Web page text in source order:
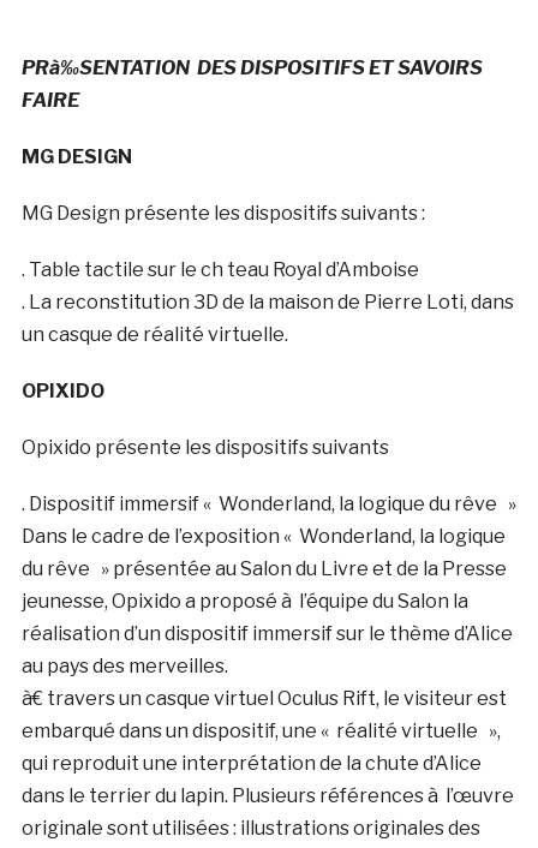
PRà‰SENTATIONDES DISPOSITIFS ET SAVOIRS
FAIRE
MG DESIGN
MG Design présente les dispositifs suivants :
. Table tactile sur le ch teau Royal d’Amboise
. La reconstitution 3D de la maison de Pierre Loti, dans
un casque de réalité virtuelle.
OPIXIDO
Opixido présente les dispositifs suivants
. Dispositif immersif « Wonderland, la logique du rêve »
Dans le cadre de l’exposition « Wonderland, la logique
du rêve » présentée au Salon du Livre et de la Presse
jeunesse, Opixido a proposé à l’équipe du Salon la
réalisation d’un dispositif immersif sur le thème d’Alice
au pays des merveilles.
à€ travers un casque virtuel Oculus Rift, le visiteur est
embarqué dans un dispositif, une « réalité virtuelle »,
qui reproduit une interprétation de la chute d’Alice
dans le terrier du lapin. Plusieurs références à l’œuvre
originale sont utilisées : illustrations originales des